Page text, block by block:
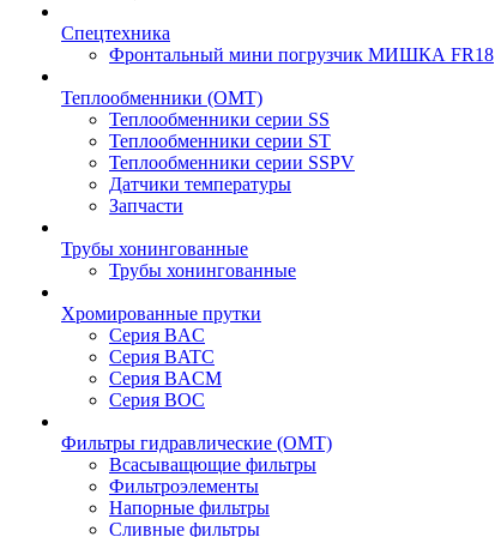
Спецтехника
Фронтальный мини погрузчик МИШКА FR18
Теплообменники (OMT)
Теплообменники серии SS
Теплообменники серии ST
Теплообменники серии SSPV
Датчики температуры
Запчасти
Трубы хонингованные
Трубы хонингованные
Хромированные прутки
Серия BAC
Серия BATC
Серия BACM
Серия BOC
Фильтры гидравлические (OMT)
Всасыващющие фильтры
Фильтроэлементы
Напорные фильтры
Сливные фильтры